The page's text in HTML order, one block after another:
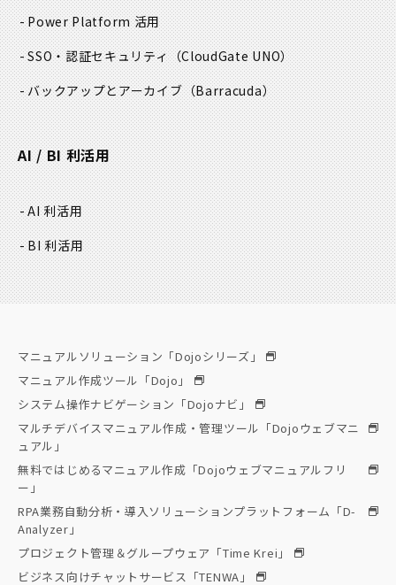
Power Platform 活用
SSO・認証セキュリティ（CloudGate UNO）
バックアップとアーカイブ（Barracuda）
AI / BI 利活用
AI 利活用
BI 利活用
マニュアルソリューション「Dojoシリーズ」
マニュアル作成ツール「Dojo」
システム操作ナビゲーション「Dojoナビ」
マルチデバイスマニュアル作成・管理ツール「Dojoウェブマニ
ュアル」
無料ではじめるマニュアル作成「Dojoウェブマニュアルフリ
ー」
RPA業務自動分析・導入ソリューションプラットフォーム「D-
Analyzer」
プロジェクト管理＆グループウェア「Time Krei」
ビジネス向けチャットサービス「TENWA」